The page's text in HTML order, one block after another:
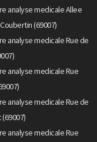
analyse medicale Allee
(69007)
analyse medicale Rue de
analyse medicale Rue
analyse medicale Rue de
analyse medicale Rue